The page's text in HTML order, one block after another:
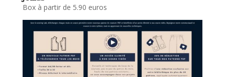
Box à partir de 5.90 euros